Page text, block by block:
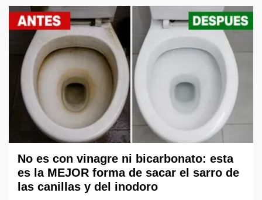
No es con vinagre ni bicarbonato: esta
es la MEJOR forma de sacar el sarro de
las canillas y del inodoro